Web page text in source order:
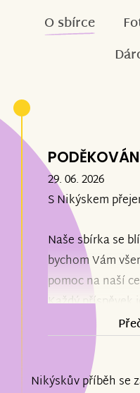
O sbírce
29. 06. 2026
S Nikýskem
Naše sbírka se
bychom Vám
pomoc na naší
Každý příspěvek
podporou a
sami. Vaší
Aktuálně může
Nikýskův příběh se